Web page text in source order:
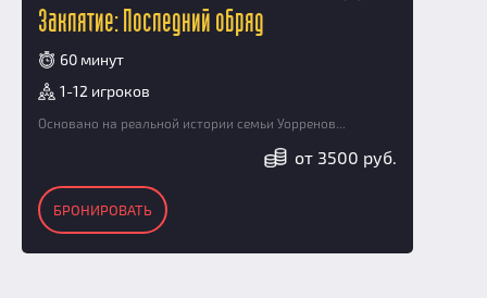
Заклятие: Последний обряд
60 минут
1-12 игроков
Основано на реальной истории семьи Уорренов...
от 3500 руб.
БРОНИРОВАТЬ